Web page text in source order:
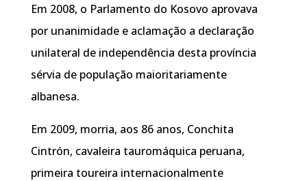
Em 2008, o Parlamento do Kosovo aprovava
por unanimidade e aclamação a declaração
unilateral de independência desta província
sérvia de população maioritariamente
albanesa.
Em 2009, morria, aos 86 anos, Conchita
Cintrón, cavaleira tauromáquica peruana,
primeira toureira internacionalmente